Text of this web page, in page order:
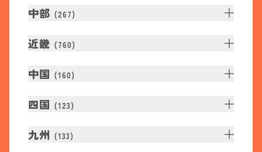
中部 (267)
近畿 (760)
中国 (160)
四国 (123)
九州 (133)